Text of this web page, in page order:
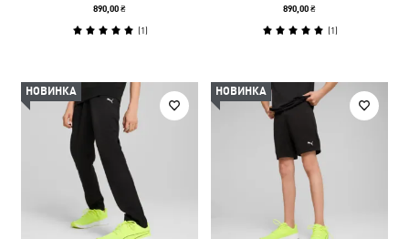
890,00 ₴
(1)
890,00 ₴
(1)
НОВИНКА НОВИНКА